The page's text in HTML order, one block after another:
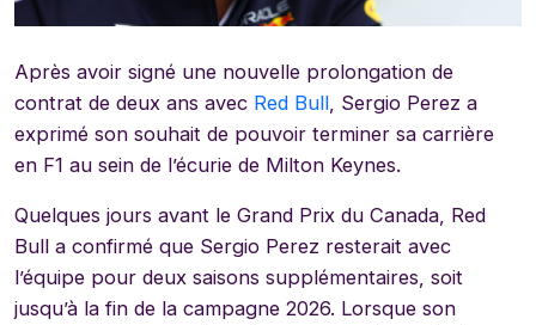
Après avoir signé une nouvelle prolongation de
contrat de deux ans avec Red Bull , Sergio Perez a
exprimé son souhait de pouvoir terminer sa carrière
en F1 au sein de l’écurie de Milton Keynes.
Quelques jours avant le Grand Prix du Canada, Red
Bull a confirmé que Sergio Perez resterait avec
l’équipe pour deux saisons supplémentaires, soit
jusqu’à la fin de la campagne 2026. Lorsque son